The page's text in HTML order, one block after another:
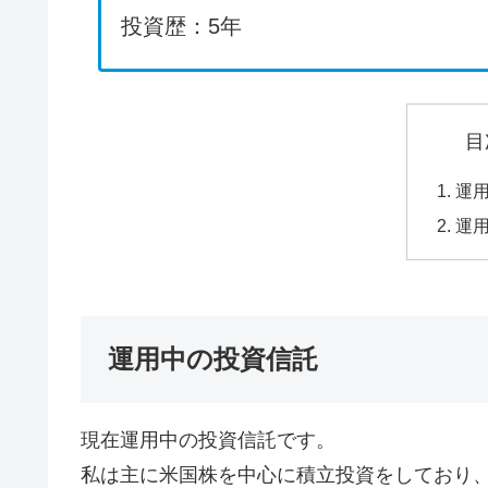
投資歴：5年
運
運
運用中の投資信託
現在運用中の投資信託です。
私は主に米国株を中心に積立投資をしており